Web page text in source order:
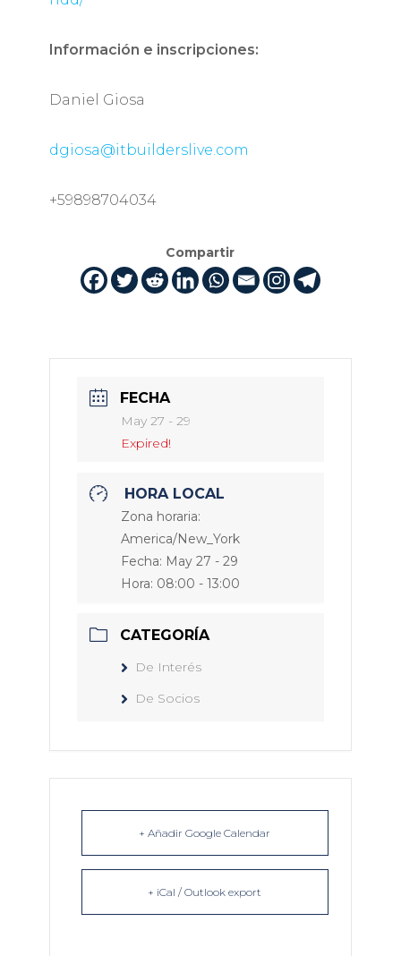
Información e inscripciones:
Daniel Giosa
dgiosa@itbuilderslive.com
+59898704034
Compartir
FECHA
May 27 - 29
Expired!
HORA LOCAL
Zona horaria:
America/New_York
Fecha: May 27 - 29
Hora: 08:00 - 13:00
CATEGORÍA
De Interés
De Socios
+ Añadir Google Calendar
+ iCal / Outlook export